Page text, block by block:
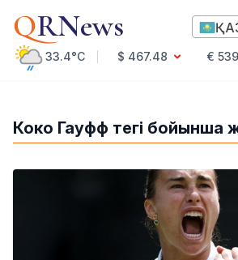
QRNews
33.4°C $ 467.48 €
Коко Гауфф тегі бойынша